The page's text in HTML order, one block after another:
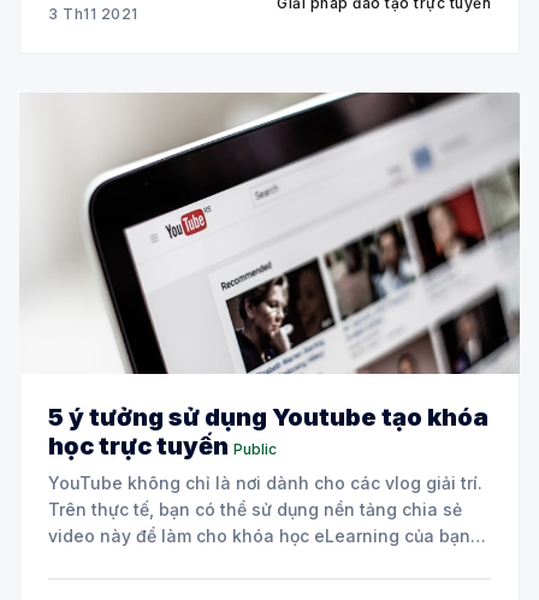
3 Th11 2021
5 ý tưởng sử dụng Youtube tạo khóa
học trực tuyến Public
YouTube không chỉ là nơi dành cho các vlog giải trí.
Trên thực tế, bạn có thể sử dụng nền tảng chia sẻ
video này để làm cho khóa học eLearning của bạn